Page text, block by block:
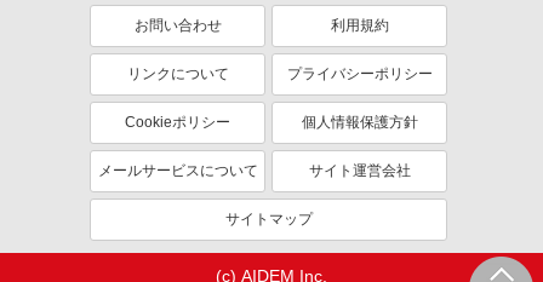
お問い合わせ 利用規約
リンクについて プライバシーポリシー
Cookieポリシー 個人情報保護方針
メールサービスについて サイト運営会社
サイトマップ
(c) AIDEM Inc.